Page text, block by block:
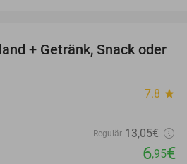
47%
+ Getränk, Snack oder
7.8 star
Regulär 13,05€
6,95€